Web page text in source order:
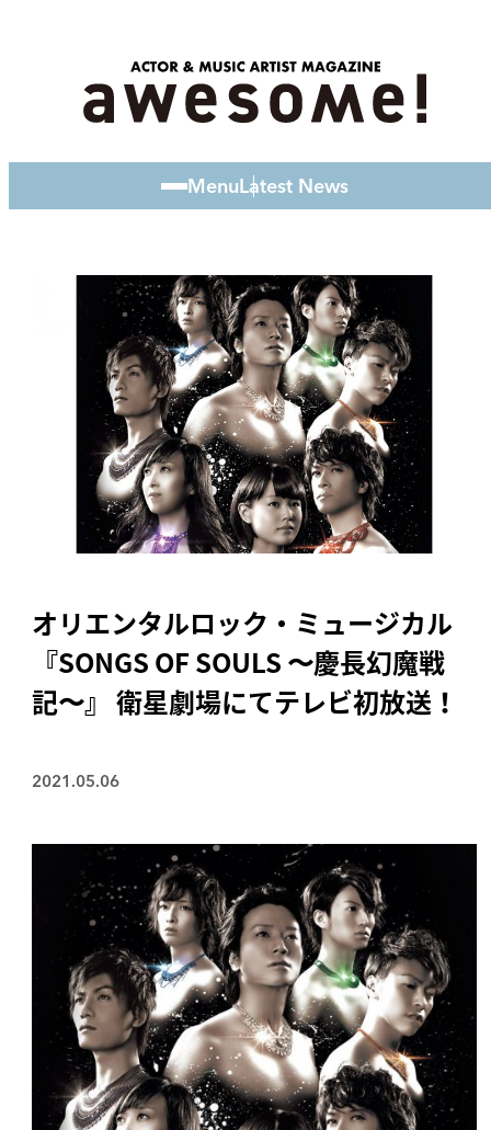
MenuLatest News
オリエンタルロック・ミュージカル
『SONGS OF SOULS 〜慶長幻魔戦
記〜』 衛星劇場にてテレビ初放送！
2021.05.06